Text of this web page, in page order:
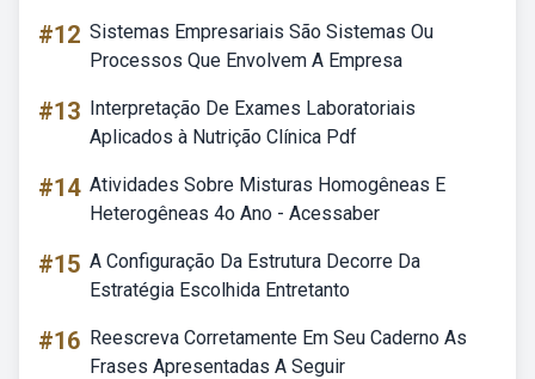
#12 Sistemas Empresariais São Sistemas Ou
Processos Que Envolvem A Empresa
#13 Interpretação De Exames Laboratoriais
Aplicados à Nutrição Clínica Pdf
#14 Atividades Sobre Misturas Homogêneas E
Heterogêneas 4o Ano - Acessaber
#15 A Configuração Da Estrutura Decorre Da
Estratégia Escolhida Entretanto
#16 Reescreva Corretamente Em Seu Caderno As
Frases Apresentadas A Seguir